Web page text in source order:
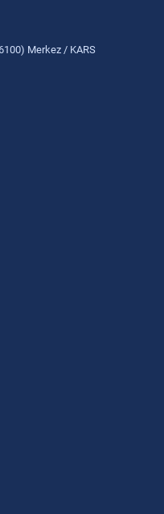
Merkez / KARS